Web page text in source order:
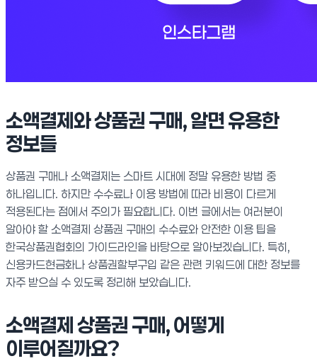
소액결제와 상품권 구매, 알면 유용한
정보들
상품권 구매나 소액결제는 스마트 시대에 정말 유용한 방법 중
하나입니다. 하지만 수수료나 이용 방법에 따라 비용이 다르게
적용된다는 점에서 주의가 필요합니다. 이번 글에서는 여러분이
알아야 할 소액결제 상품권 구매의 수수료와 안전한 이용 팁을
한국상품권협회의 가이드라인을 바탕으로 알아보겠습니다. 특히,
신용카드현금화나 상품권할부구입 같은 관련 키워드에 대한 정보를
자주 받으실 수 있도록 정리해 보았습니다.
소액결제 상품권 구매, 어떻게
이루어질까요?